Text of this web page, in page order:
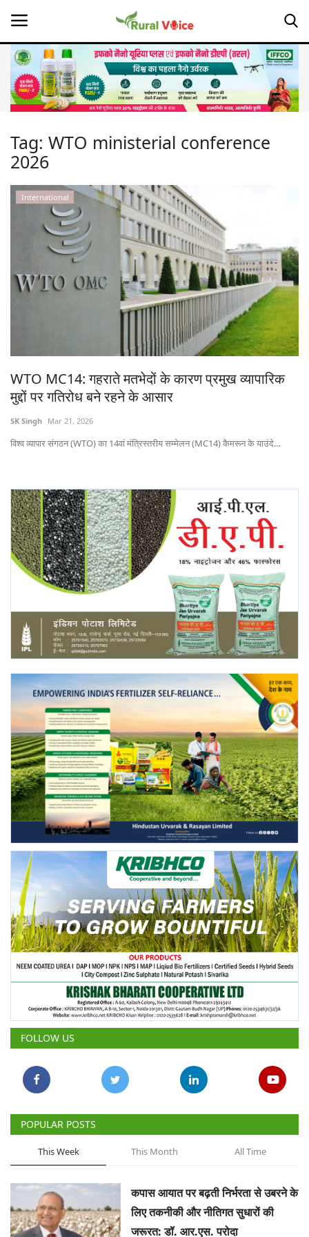
Home
About Us
Leadership Profiles
Opinion
Agribusiness
International
Rural Dialogue
Ground Report
Gallery
National
Latest News
Agriculture Conclave and NACOF
Awards 2022
Agri Start-Ups
Language
English Hindi
Tag: WTO ministerial conference
2026
International
WTO MC14: गहराते मतभेदों के कारण प्रमुख व्यापारिक
मुद्दों पर गतिरोध बने रहने के आसार
SK Singh Mar 21, 2026
विश्व व्यापार संगठन (WTO) का 14वां मंत्रिस्तरीय सम्मेलन (MC14) कैमरून के याउंदे...
FOLLOW US
POPULAR POSTS
This Week This Month All Time
कपास आयात पर बढ़ती निर्भरता से उबरने के
लिए तकनीकी और नीतिगत सुधारों की
जरूरत: डॉ. आर.एस. परोदा